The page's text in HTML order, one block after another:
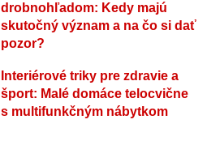
drobnohľadom: Kedy majú
skutočný význam a na čo si dať
pozor?
Interiérové triky pre zdravie a
šport: Malé domáce telocvične
s multifunkčným nábytkom